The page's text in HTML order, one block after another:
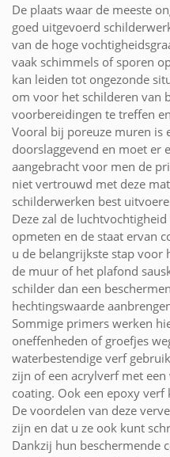
De plaats waar de meeste
goed uitgevoerd
van de hoge
vaak schimmels of sporen
kan leiden tot ongezonde
om voor het schilderen van
voorbereidingen te treffen
Vooral bij poreuze muren is
doorslaggevend en moet er
aangebracht voor men de
niet vertrouwd met deze
schilderwerken best
Deze zal de
opmeten en de staat ervan
u de belangrijkste stap voor
de muur of het plafond
schilder dan een
hechtingswaarde
Sommige primers werken
oneffenheden of groefjes
waterbestendige verf
zijn of een acrylverf met
coating. Ook een epoxy
De voordelen van deze
zijn en dat u ze ook kunt
Dankzij hun beschermende